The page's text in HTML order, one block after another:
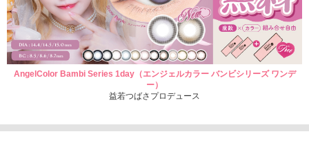
AngelColor Bambi Series 1day（エンジェルカラー バンビシリーズ ワンデ
ー）
益若つばさプロデュース